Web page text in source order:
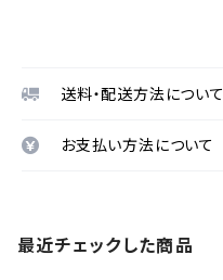
送料・配送方法について
お支払い方法について
最近チェックした商品